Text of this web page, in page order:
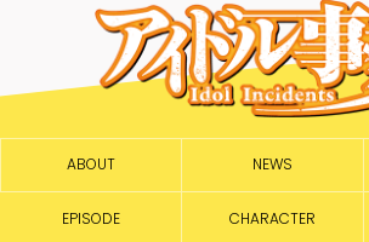
ABOUT NEWS
EPISODE CHARACTER